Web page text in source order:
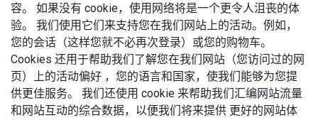
容。 如果没有 cookie，使用网络将是一个更令人沮丧的体
验。 我们使用它们来支持您在我们网站上的活动。例如，
您的会话（这样您就不必再次登录）或您的购物车。
Cookies 还用于帮助我们了解您在我们网站（您访问过的网
页）上的活动偏好 ，您的语言和国家，使我们能够为您提
供更佳服务。 我们还使用 cookie 来帮助我们汇编网站流量
和网站互动的综合数据，以便我们将来提供 更好的网站体